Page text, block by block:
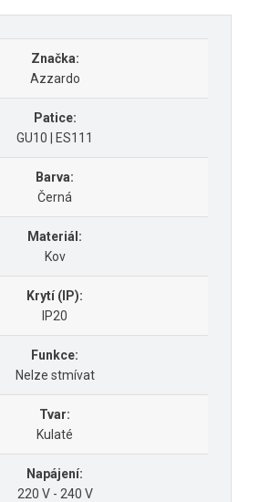
Značka:
Azzardo
Patice:
GU10 | ES111
Barva:
Černá
Materiál:
Kov
Krytí (IP):
IP20
Funkce:
Nelze stmívat
Tvar:
Kulaté
Napájení:
220 V - 240 V